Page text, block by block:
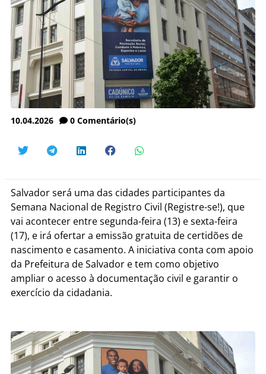
10.04.2026 0 Comentário(s)
Salvador será uma das cidades participantes da
Semana Nacional de Registro Civil (Registre-se!), que
vai acontecer entre segunda-feira (13) e sexta-feira
(17), e irá ofertar a emissão gratuita de certidões de
nascimento e casamento. A iniciativa conta com apoio
da Prefeitura de Salvador e tem como objetivo
ampliar o acesso à documentação civil e garantir o
exercício da cidadania.